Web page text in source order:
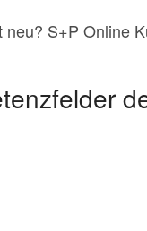
neu? S+P Online